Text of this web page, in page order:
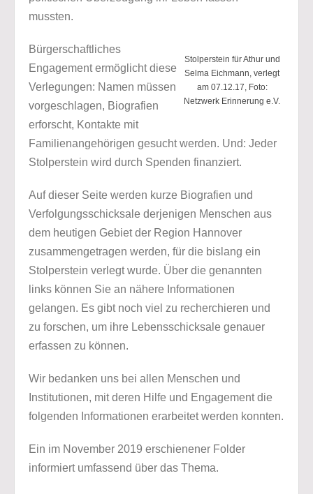
mussten.
Stolperstein für Athur und
Selma Eichmann, verlegt
am 07.12.17, Foto:
Netzwerk Erinnerung e.V.
Bürgerschaftliches
Engagement ermöglicht diese
Verlegungen: Namen müssen
vorgeschlagen, Biografien
erforscht, Kontakte mit
Familienangehörigen gesucht werden. Und: Jeder
Stolperstein wird durch Spenden finanziert.
Auf dieser Seite werden kurze Biografien und
Verfolgungsschicksale derjenigen Menschen aus
dem heutigen Gebiet der Region Hannover
zusammengetragen werden, für die bislang ein
Stolperstein verlegt wurde. Über die genannten
links können Sie an nähere Informationen
gelangen. Es gibt noch viel zu recherchieren und
zu forschen, um ihre Lebensschicksale genauer
erfassen zu können.
Wir bedanken uns bei allen Menschen und
Institutionen, mit deren Hilfe und Engagement die
folgenden Informationen erarbeitet werden konnten.
Ein im November 2019 erschienener Folder
informiert umfassend über das Thema.